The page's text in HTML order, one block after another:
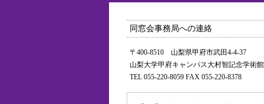
同窓会事務局への連絡
〒400-8510 山梨県甲府市武田4-4-37
山梨大学甲府キャンパス大村智記念学術
TEL 055-220-8059 FAX 055-220-8378